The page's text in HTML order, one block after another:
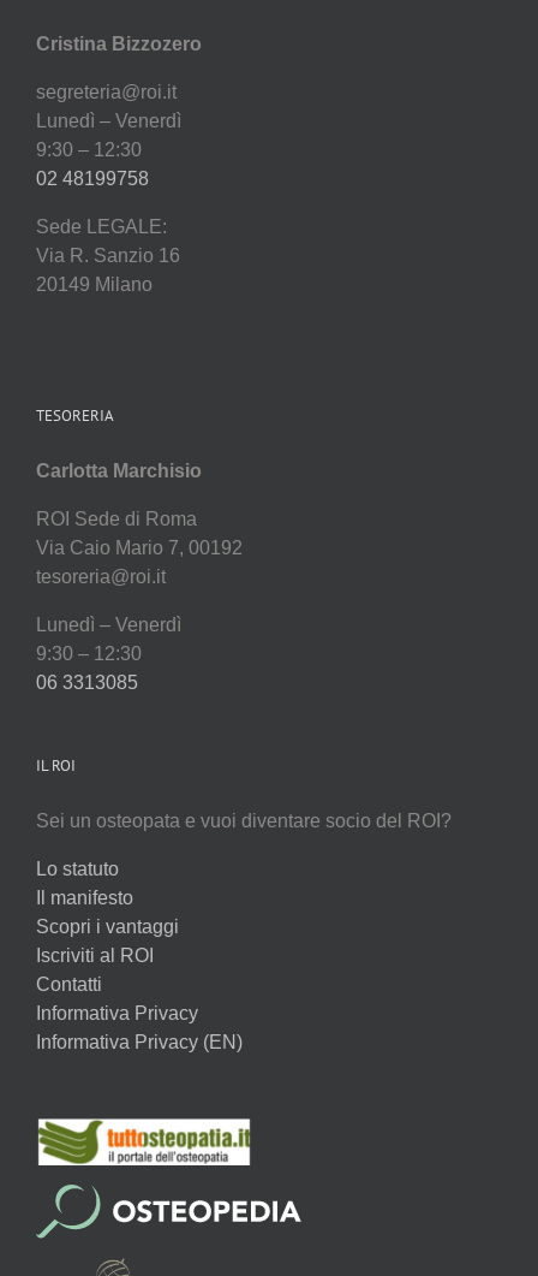
Cristina Bizzozero
segreteria@roi.it
Lunedì – Venerdì
9:30 – 12:30
02 48199758
Sede LEGALE:
Via R. Sanzio 16
20149 Milano
TESORERIA
Carlotta Marchisio
ROI Sede di Roma
Via Caio Mario 7, 00192
tesoreria@roi.it
Lunedì – Venerdì
9:30 – 12:30
06 3313085
IL ROI
Sei un osteopata e vuoi diventare socio del ROI?
Lo statuto
Il manifesto
Scopri i vantaggi
Iscriviti al ROI
Contatti
Informativa Privacy
Informativa Privacy (EN)